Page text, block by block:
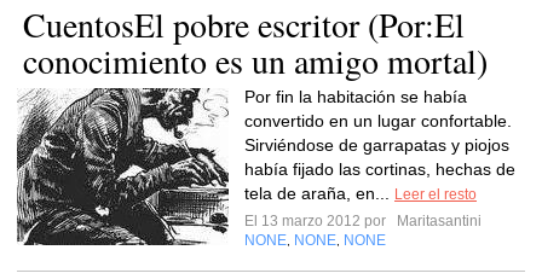
CuentosEl pobre escritor (Por:El
conocimiento es un amigo mortal)
Por fin la habitación se había
convertido en un lugar confortable.
Sirviéndose de garrapatas y piojos
había fijado las cortinas, hechas de
tela de araña, en...
Leer el resto
El 13 marzo 2012 por
Maritasantini
NONE NONE NONE